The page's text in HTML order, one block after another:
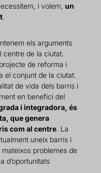
i volem, un
.
els arguments
centre de la ciutat.
de reforma i
el conjunt de la ciutat.
de vida dels barris i
en benefici del
i integradora, és
que genera
com al centre. La
uneix barris i
problemes de
d’oportunitats